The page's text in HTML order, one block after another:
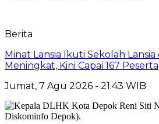
Berita
Minat Lansia Ikuti Sekolah
Meningkat, Kini Capai 167 Peserta
Jumat, 7 Agu 2026 - 21:43 WIB